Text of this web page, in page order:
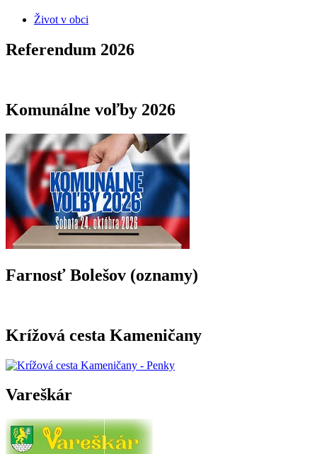
Život v obci
Referendum 2026
Komunálne voľby 2026
Farnosť Bolešov (oznamy)
Krížová cesta Kameničany
Vareškár